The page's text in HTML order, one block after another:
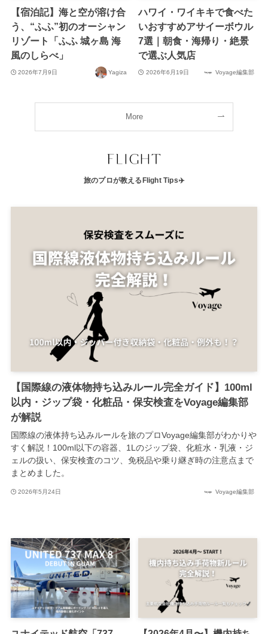
【宿泊記】海と空が溶け合
う、“ふふ”初のオーシャン
リゾート「ふふ 城ヶ島 海
風のしらべ」
2026年7月9日 Yagiza
ハワイ・ワイキキで食べた
いおすすめアサイーボウル
7選｜朝食・海帰り・絶景
で選ぶ人気店
2026年6月19日 Voyage編集部
More
旅のプロが教えるFlight Tips✈️
【国際線の液体物持ち込みルール完全ガイド】100ml
以内・ジップ袋・化粧品・保安検査をVoyage編集部
が解説
国際線の液体持ち込みルールを旅のプロVoyage編集部がわかりや
すく解説！100ml以下の容器、1Lのジップ袋、化粧水・乳液・ジ
ェルの扱い、保安検査のコツ、免税品や乗り継ぎ時の注意点まで
まとめました。
2026年5月24日 Voyage編集部